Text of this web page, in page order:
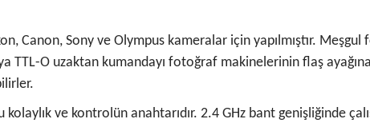
Canon, Sony ve Olympus kameralar için yapılmıştır. Meşgul
TTL-O uzaktan kumandayı fotoğraf makinelerinin flaş
kolaylık ve kontrolün anahtarıdır. 2.4 GHz bant genişliğinde